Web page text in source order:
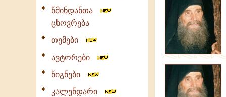
წმინდანთა
ცხოვრება
თემები
ავტორები
წიგნები
კალენდარი